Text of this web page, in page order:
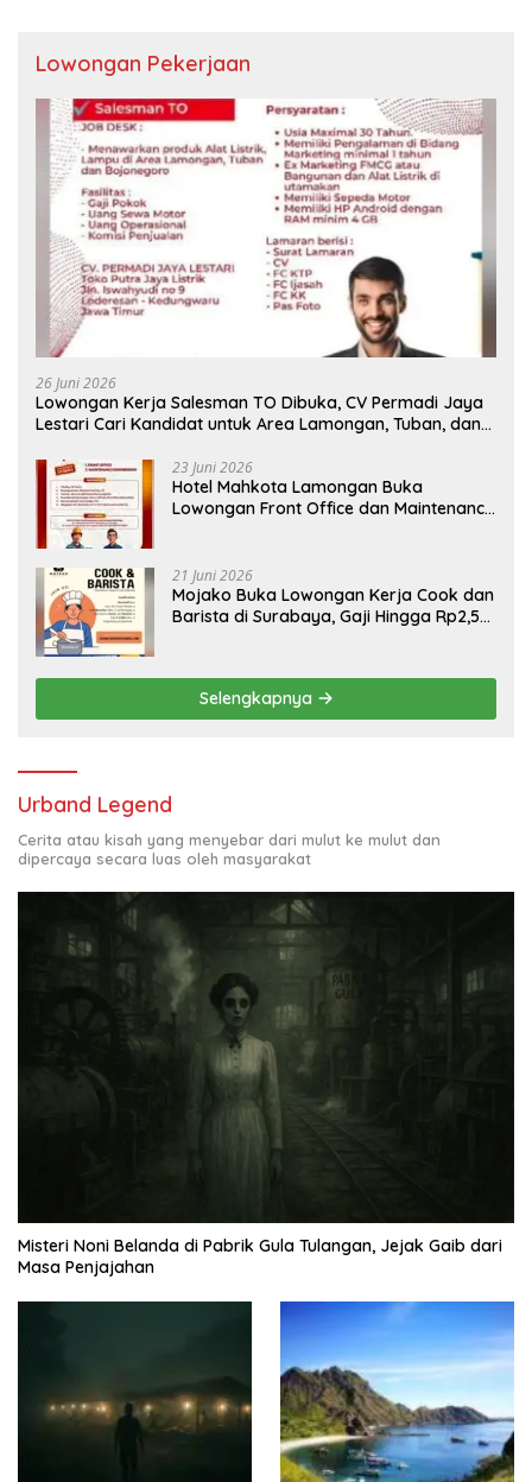
Lowongan Pekerjaan
26 Juni 2026
Lowongan Kerja Salesman TO Dibuka, CV Permadi Jaya
Lestari Cari Kandidat untuk Area Lamongan, Tuban, dan
23 Juni 2026
Hotel Mahkota Lamongan Buka
Lowongan Front Office dan Maintenance
21 Juni 2026
Mojako Buka Lowongan Kerja Cook dan
Barista di Surabaya, Gaji Hingga Rp2,5
Selengkapnya
Urband Legend
Cerita atau kisah yang menyebar dari mulut ke mulut dan
dipercaya secara luas oleh masyarakat
Misteri Noni Belanda di Pabrik Gula Tulangan, Jejak Gaib dari
Masa Penjajahan